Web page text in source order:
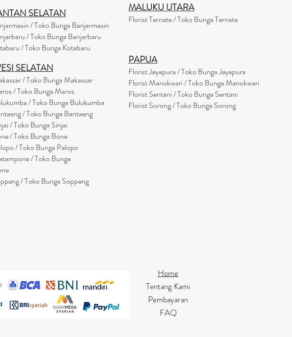
SELATAN
/ Toko Bunga Banjarmasin
/ Toko Bunga Banjarbaru
/ Toko Bunga Kotabaru
SELATAN
/ Toko Bunga Makassar
/ Toko Bunga Maros
/ Toko Bunga Bulukumba
/ Toko Bunga Bantaeng
/ Toko Bunga Sinjai
/ Toko Bunga Bone
/ Toko Bunga Palopo
/ Toko Bunga
/ Toko Bunga Soppeng
MALUKU UTARA
Florist Ternate / Toko Bunga Ternate
PAPUA
Florist Jayapura / Toko Bunga Jayapura
Florist Manokwari / Toko Bunga Manokwari
Florist Sentani / Toko Bunga Sentani
Florist Sorong / Toko Bunga Sorong
Home
Tentang Kami
Pembayaran
FAQ